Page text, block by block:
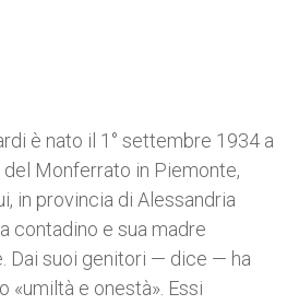
è nato il 1° settembre 1934 a
del Monferrato in Piemonte,
in provincia di Alessandria
contadino e sua madre
Dai suoi genitori — dice — ha
«umiltà e onestà». Essi